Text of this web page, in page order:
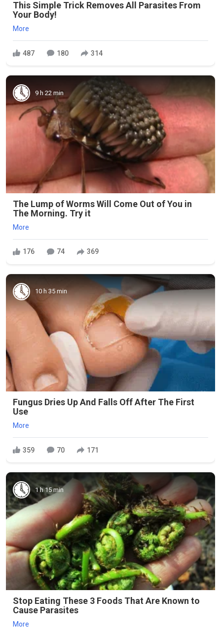
This Simple Trick Removes All Parasites From
Your Body!
More
487 180 314
9 h 22 min
The Lump of Worms Will Come Out of You in
The Morning. Try it
More
176 74 369
10 h 35 min
Fungus Dries Up And Falls Off After The First
Use
More
359 70 171
1 h 15 min
Stop Eating These 3 Foods That Are Known to
Cause Parasites
More